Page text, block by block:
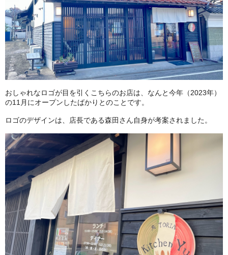
おしゃれなロゴが目を引くこちらのお店は、なんと今年（2023年）
の11月にオープンしたばかりとのことです。
ロゴのデザインは、店長である森田さん自身が考案されました。